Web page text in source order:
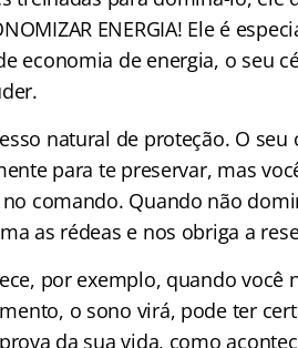
ENERGIA! Ele é
economia de energia, o seu
natural de proteção. O
para te preservar, mas
comando. Quando não
as rédeas e nos obriga a
por exemplo, quando
o sono virá, pode ter
da sua vida, como